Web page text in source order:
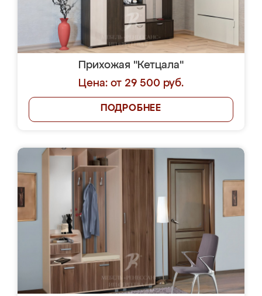
Прихожая "Кетцала"
Цена: от 29 500 руб.
ПОДРОБНЕЕ